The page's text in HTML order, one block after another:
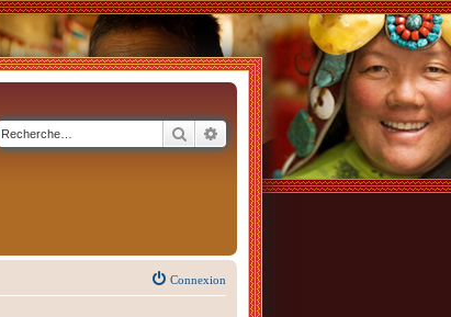
RechercherRecherche avancée
Connexion